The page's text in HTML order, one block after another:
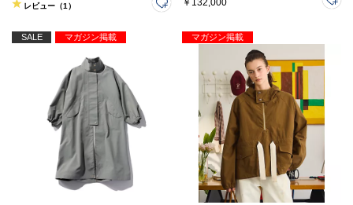
レビュー（1） ￥132,000
SALE マガジン掲載 マガジン掲載